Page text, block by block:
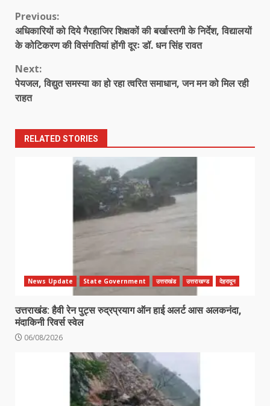
Continue
Reading
Previous:
अधिकारियों को दिये गैरहाजिर शिक्षकों की बर्खास्तगी के निर्देश, विद्यालयों
के कोटिकरण की विसंगतियां होंगी दूरः डॉ. धन सिंह रावत
Next:
पेयजल, विद्युत समस्या का हो रहा त्वरित समाधान, जन मन को मिल रही
राहत
RELATED STORIES
News Update State Government उत्तराखंड उत्तराखण्ड देहरादून
उत्तराखंड: हैवी रेन पुट्स रुद्रप्रयाग ऑन हाई अलर्ट आस अलकनंदा,
मंदाकिनी रिवर्स स्वेल
06/08/2026